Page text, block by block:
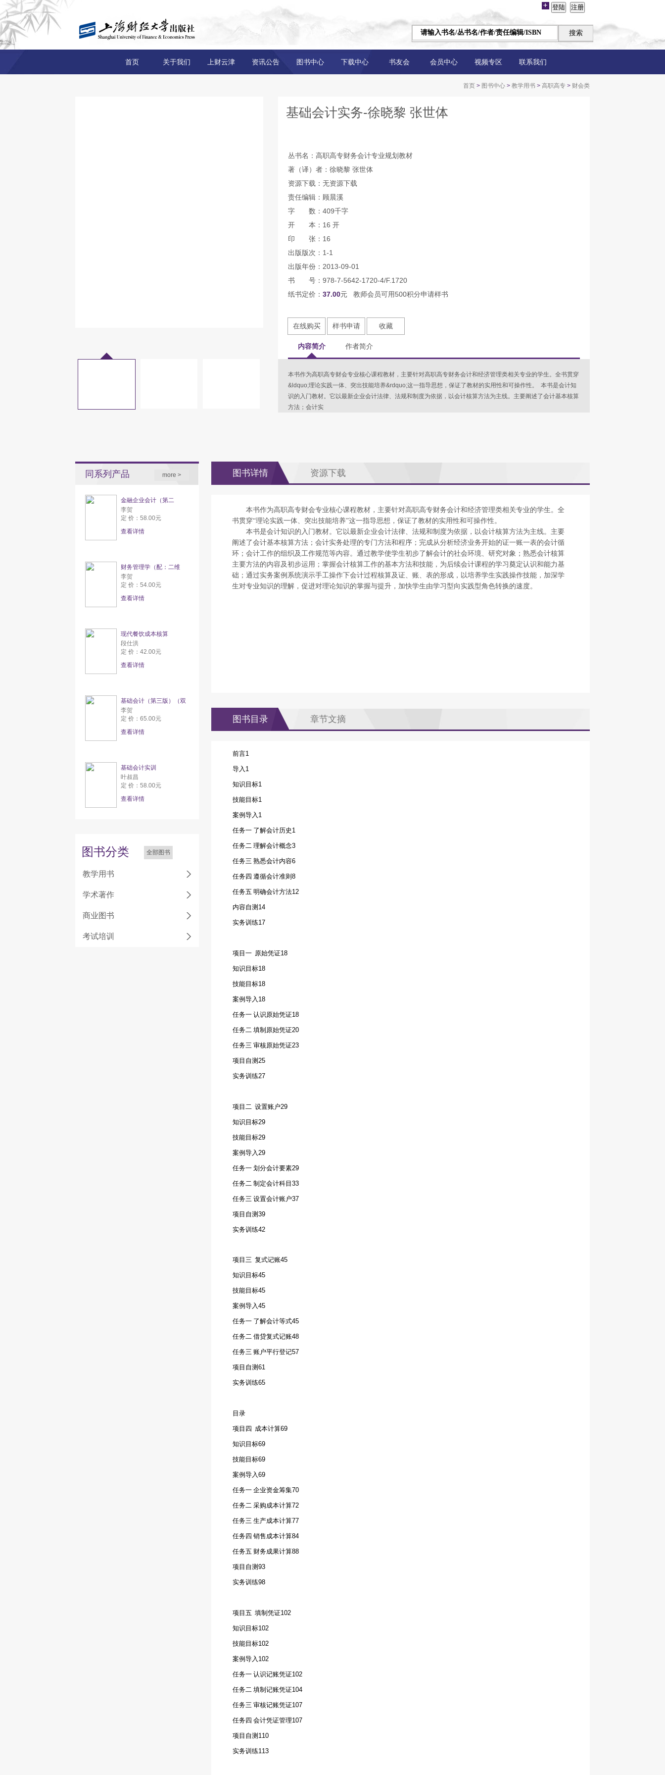
首页 关于我们 上财云津 资讯公告 图书中心 下载中心 书友会 会员中心 视频专区 联系我们
首页 > 图书中心 > 教学用书 > 高职高专 > 财会类
基础会计实务-徐晓黎 张世体
丛书名：高职高专财务会计专业规划教材
著（译）者：徐晓黎 张世体
资源下载：无资源下载
责任编辑：顾晨溪
字 数：409千字
开 本：16 开
印 张：16
出版版次：1-1
出版年份：2013-09-01
书 号：978-7-5642-1720-4/F.1720
纸书定价： 37.00元 教师会员可用500积分申请样书
在线购买 样书申请 收藏
内容简介 作者简介
本书作为高职高专财会专业核心课程教材，主要针对高职高专财务会计和经济管理类相关专业的学生。全书贯穿
&ldquo;理论实践一体、突出技能培养&rdquo;这一指导思想，保证了教材的实用性和可操作性。 本书是会计知
识的入门教材。它以最新企业会计法律、法规和制度为依据，以会计核算方法为主线。主要阐述了会计基本核算
方法；会计实
同系列产品 more >
金融企业会计（第二
李贺
定 价：58.00元
查看详情
财务管理学（配：二维
李贺
定 价：54.00元
查看详情
现代餐饮成本核算
段仕洪
定 价：42.00元
查看详情
基础会计（第三版）（双
李贺
定 价：65.00元
查看详情
基础会计实训
叶叔昌
定 价：58.00元
查看详情
图书分类 全部图书
教学用书
学术著作
商业图书
考试培训
图书详情 资源下载
本书作为高职高专财会专业核心课程教材，主要针对高职高专财务会计和经济管理类相关专业的学生。全
书贯穿“理论实践一体、突出技能培养”这一指导思想，保证了教材的实用性和可操作性。
本书是会计知识的入门教材。它以最新企业会计法律、法规和制度为依据，以会计核算方法为主线。主要
阐述了会计基本核算方法；会计实务处理的专门方法和程序；完成从分析经济业务开始的证一账一表的会计循
环；会计工作的组织及工作规范等内容。通过教学使学生初步了解会计的社会环境、研究对象；熟悉会计核算
主要方法的内容及初步运用；掌握会计核算工作的基本方法和技能，为后续会计课程的学习奠定认识和能力基
础；通过实务案例系统演示手工操作下会计过程核算及证、账、表的形成，以培养学生实践操作技能，加深学
生对专业知识的理解，促进对理论知识的掌握与提升，加快学生由学习型向实践型角色转换的速度。
图书目录 章节文摘
前言1
导入 1
知识目标1
技能目标1
案例导入 1
任务一 了解会计历史 1
任务二 理解会计概念3
任务三 熟悉会计内容6
任务四 遵循会计准则 8
任务五 明确会计方法12
内容自测 14
实务训练17
项目一 原始凭证18
知识目标18
技能目标18
案例导入 18
任务一 认识原始凭证18
任务二 填制原始凭证20
任务三 审核原始凭证23
项目自测 25
实务训练27
项目二 设置账户29
知识目标29
技能目标29
案例导入29
任务一 划分会计要素29
任务二 制定会计科目 33
任务三 设置会计账户37
项目自测 39
实务训练42
项目三 复式记账45
知识目标45
技能目标45
案例导入45
任务一 了解会计等式45
任务二 借贷复式记账48
任务三 账户平行登记57
项目自测 61
实务训练65
目录
项目四 成本计算69
知识目标69
技能目标69
案例导入69
任务一 企业资金筹集70
任务二 采购成本计算72
任务三 生产成本计算77
任务四 销售成本计算84
任务五 财务成果计算88
项目自测 93
实务训练98
项目五 填制凭证102
知识目标102
技能目标102
案例导入 102
任务一 认识记账凭证102
任务二 填制记账凭证104
任务三 审核记账凭证107
任务四 会计凭证管理107
项目自测 110
实务训练113